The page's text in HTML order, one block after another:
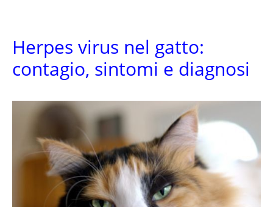
Herpes virus nel gatto:
contagio, sintomi e diagnosi